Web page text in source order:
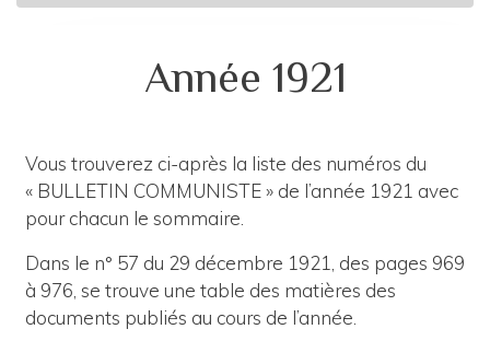
Année 1921
Vous trouverez ci-après la liste des numéros du
« BULLETIN COMMUNISTE » de l’année 1921 avec
pour chacun le sommaire.
Dans le n° 57 du 29 décembre 1921, des pages 969
à 976, se trouve une table des matières des
documents publiés au cours de l’année.